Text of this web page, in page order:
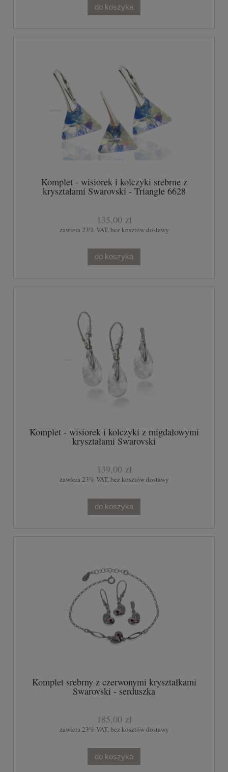
do koszyka
Komplet - wisiorek i kolczyki srebrne z
kryształami Swarovski - Triangle 6628
135,00 zł
zawiera 23% VAT, bez kosztów dostawy
do koszyka
Komplet - wisiorek i kolczyki z migdałowymi
kryształami Swarovski
139,00 zł
zawiera 23% VAT, bez kosztów dostawy
do koszyka
Komplet srebrny z czerwonymi kryształkami
Swarovski - serduszka
185,00 zł
zawiera 23% VAT, bez kosztów dostawy
do koszyka